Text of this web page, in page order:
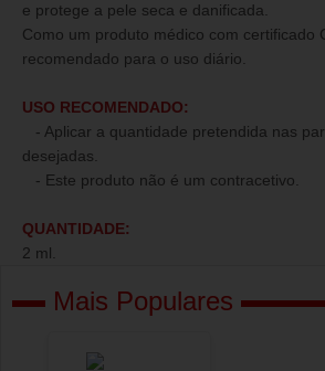
e protege a pele seca e danificada.
Como um produto médico com certificado
recomendado para o uso diário.
USO RECOMENDADO:
- Aplicar a quantidade pretendida nas
desejadas.
- Este produto não é um contracetivo.
QUANTIDADE:
2 ml.
Mais Populares